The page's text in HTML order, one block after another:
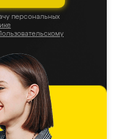
персональных